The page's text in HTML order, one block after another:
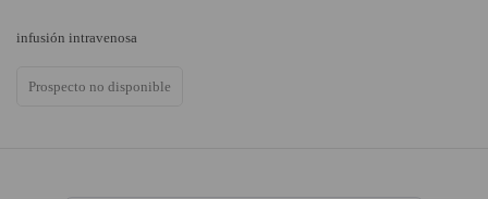
infusión intravenosa
Prospecto no disponible